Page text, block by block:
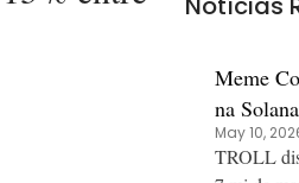
Meme
na
May 10,
TROLL